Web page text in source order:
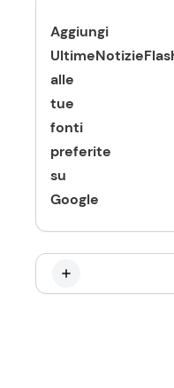
Aggiungi
alle
tue
fonti
preferite
su
Google